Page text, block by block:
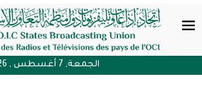
الجمعة, 7 أغسطس , 2026